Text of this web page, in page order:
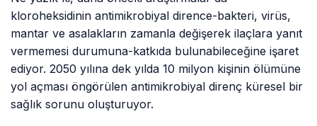
kloroheksidinin antimikrobiyal dirence-bakteri, virüs,
mantar ve asalakların zamanla değişerek ilaçlara yanıt
vermemesi durumuna-katkıda bulunabileceğine işaret
ediyor. 2050 yılına dek yılda 10 milyon kişinin ölümüne
yol açması öngörülen antimikrobiyal direnç küresel bir
sağlık sorunu oluşturuyor.